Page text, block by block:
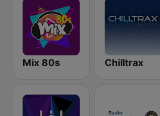
Mix 80s Chilltrax